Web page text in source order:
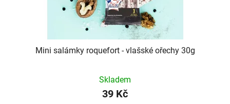
Mini salámky roquefort - vlašské ořechy 30g
Skladem
39 Kč